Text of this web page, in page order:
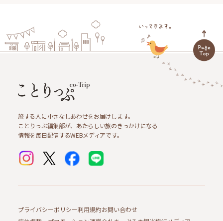
旅する人に小さなしあわせをお届けします。
ことりっぷ編集部が、あたらしい旅のきっかけになる
情報を毎日配信するWEBメディアです。
プライバシーポリシー利用規約お問い合わせ